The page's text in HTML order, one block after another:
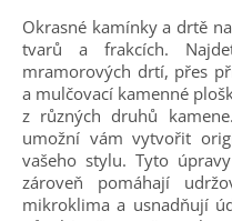
Okrasné kamínky a drtě
tvarů a frakcích.
mramorových drtí, přes
a mulčovací kamenné
z různých druhů
umožní vám vytvořit
vašeho stylu. Tyto
zároveň pomáhají
mikroklima a usnadňují